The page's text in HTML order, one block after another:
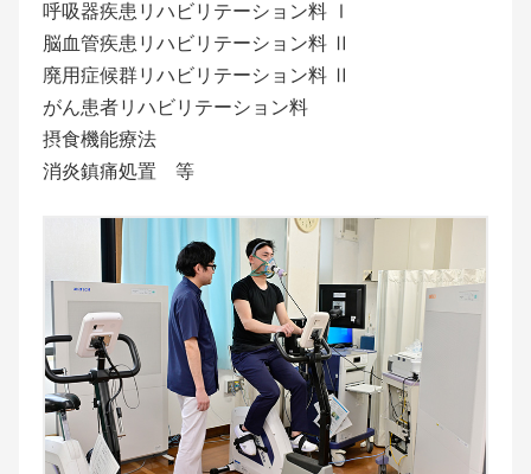
呼吸器疾患リハビリテーション料 Ⅰ
脳血管疾患リハビリテーション料 Ⅱ
廃用症候群リハビリテーション料 Ⅱ
がん患者リハビリテーション料
摂食機能療法
消炎鎮痛処置 等